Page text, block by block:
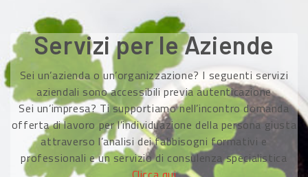
Servizi per le Aziende
Sei un’azienda o un’organizzazione? I seguenti servizi
aziendali sono accessibili previa autenticazione
Sei un’impresa? Ti supportiamo nell’incontro domanda
offerta di lavoro per l’individuazione della persona giusta
attraverso l’analisi dei fabbisogni formativi e
professionali e un servizio di consulenza specialistica